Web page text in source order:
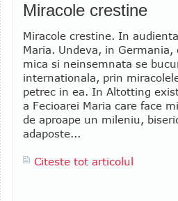
Miracole crestine
Miracole crestine. In
Maria. Undeva, in Germania,
mica si neinsemnata se
internationala, prin
petrec in ea. In Altotting
a Fecioarei Maria care face
de aproape un mileniu,
adaposte...
Citeste tot articolul